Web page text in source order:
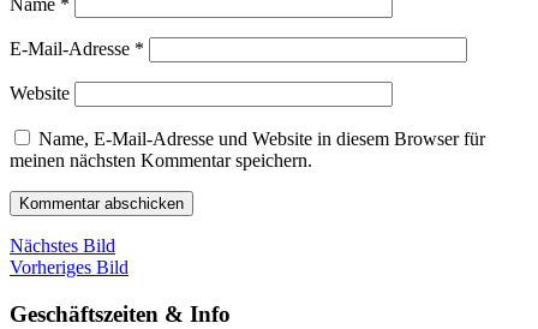
Name *
E-Mail-Adresse *
Website
Name, E-Mail-Adresse und Website in diesem Browser für
meinen nächsten Kommentar speichern.
Nächstes Bild
Vorheriges Bild
Geschäftszeiten & Info